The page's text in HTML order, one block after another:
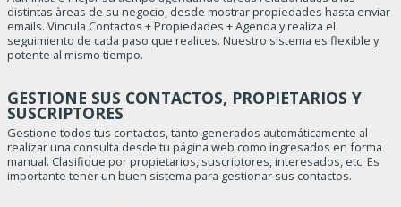
distintas àreas de su negocio, desde mostrar propiedades hasta enviar
emails. Vincula Contactos + Propiedades + Agenda y realiza el
seguimiento de cada paso que realices. Nuestro sistema es flexible y
potente al mismo tiempo.
GESTIONE SUS CONTACTOS, PROPIETARIOS Y
SUSCRIPTORES
Gestione todos tus contactos, tanto generados automáticamente al
realizar una consulta desde tu página web como ingresados en forma
manual. Clasifique por propietarios, suscriptores, interesados, etc. Es
importante tener un buen sistema para gestionar sus contactos.